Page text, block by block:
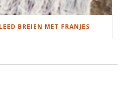
BREIEN MET FRANJES